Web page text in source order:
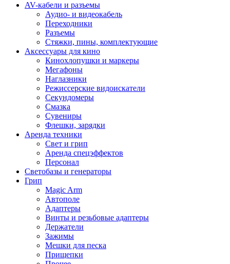
AV-кабели и разъемы
Аудио- и видеокабель
Переходники
Разъемы
Стяжки, пины, комплектующие
Аксессуары для кино
Кинохлопушки и маркеры
Мегафоны
Наглазники
Режиссерские видоискатели
Секундомеры
Смазка
Сувениры
Флешки, зарядки
Аренда техники
Свет и грип
Аренда спецэффектов
Персонал
Светобазы и генераторы
Грип
Magic Arm
Автополе
Адаптеры
Винты и резьбовые адаптеры
Держатели
Зажимы
Мешки для песка
Прищепки